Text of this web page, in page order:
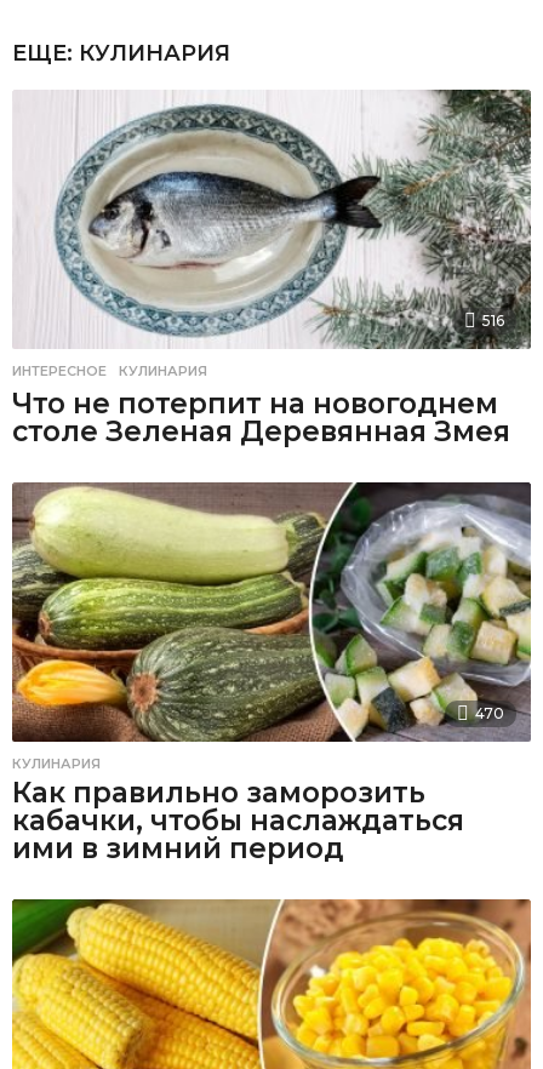
ЕЩЕ: КУЛИНАРИЯ
516
ИНТЕРЕСНОЕ ,КУЛИНАРИЯ
Что не потерпит на новогоднем
столе Зеленая Деревянная Змея
470
КУЛИНАРИЯ
Как правильно заморозить
кабачки, чтобы наслаждаться
ими в зимний период